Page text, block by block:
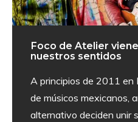
Foco de Atelier
nuestros sentidos
A principios de 2011 en
de músicos mexicanos,
alternativo deciden unir